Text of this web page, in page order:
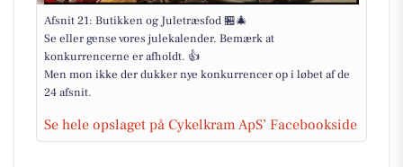
Afsnit 21: Butikken og Juletræsfod 🏪🎄
Se eller gense vores julekalender. Bemærk at
konkurrencerne er afholdt. 👍
Men mon ikke der dukker nye konkurrencer op i løbet af de
24 afsnit.
Se hele opslaget på Cykelkram ApS’ Facebookside